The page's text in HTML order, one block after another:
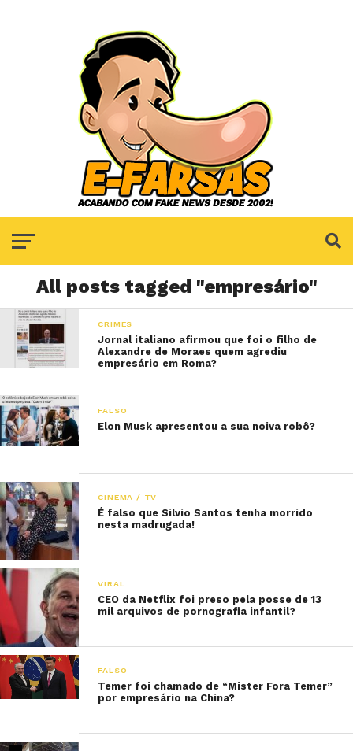
All posts tagged "empresário"
CRIMES
Jornal italiano afirmou que foi o filho de
Alexandre de Moraes quem agrediu
empresário em Roma?
FALSO
Elon Musk apresentou a sua noiva robô?
CINEMA / TV
É falso que Silvio Santos tenha morrido
nesta madrugada!
VIRAL
CEO da Netflix foi preso pela posse de 13
mil arquivos de pornografia infantil?
FALSO
Temer foi chamado de “Mister Fora Temer”
por empresário na China?